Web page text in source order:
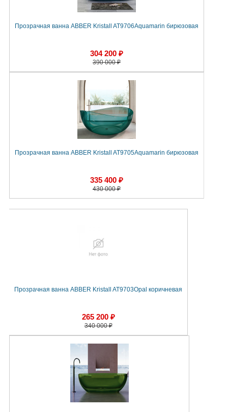
Прозрачная ванна ABBER Kristall AT9706Aquamarin бирюзовая
304 200 ₽
390 000 ₽
Прозрачная ванна ABBER Kristall AT9705Aquamarin бирюзовая
335 400 ₽
430 000 ₽
Прозрачная ванна ABBER Kristall AT9703Opal коричневая
265 200 ₽
340 000 ₽